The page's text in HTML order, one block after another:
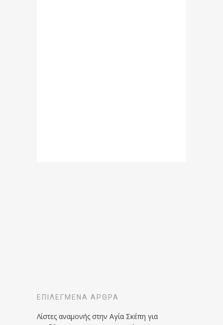
ΕΠΙΛΕΓΜΈΝΑ ΆΡΘΡΑ
Λίστες αναμονής στην Αγία Σκέπη για